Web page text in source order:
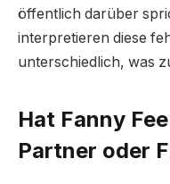
öffentlich darüber
interpretieren diese
unterschiedlich, was
Hat Fanny
Partner oder